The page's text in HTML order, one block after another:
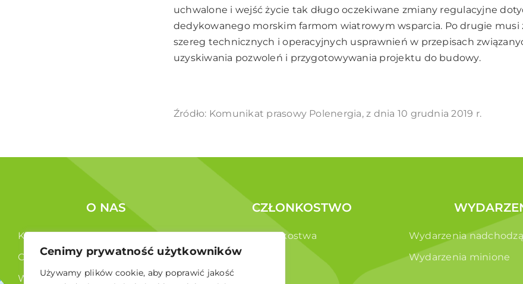
Cenimy prywatność użytkowników
Używamy plików cookie, aby poprawić jakość
uchwalone i wejść życie tak długo oczekiwane zmiany regulacyjne
dedykowanego morskim farmom wiatrowym wsparcia. Po drugie musi
szereg technicznych i operacyjnych usprawnień w przepisach
uzyskiwania pozwoleń i przygotowywania projektu do budowy.
Źródło: Komunikat prasowy Polenergia, z dnia 10 grudnia 2019 r.
O NAS
Kim jesteśmy ?
Co robimy ?
Władze
CZŁONKOSTWO
Korzyści członkostwa
Członkowie
Wydarzenia
Wydarzenia minione